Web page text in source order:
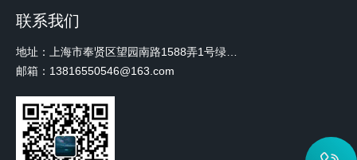
联系我们
邮箱：13816550546@163.com